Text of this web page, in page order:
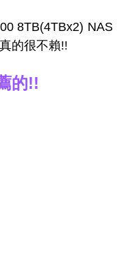
8TB(4TBx2) NAS
的很不賴!!
的!!